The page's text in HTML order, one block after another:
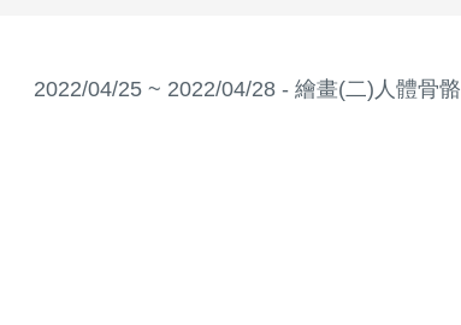
2022/04/25 ~ 2022/04/28 - 繪畫(二)人體骨骼